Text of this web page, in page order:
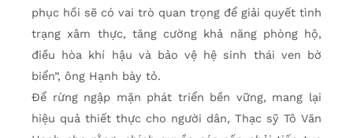
phục hồi sẽ có vai trò quan trọng để giải quyết tình
trạng xâm thực, tăng cường khả năng phòng hộ,
điều hòa khí hậu và bảo vệ hệ sinh thái ven bờ
biển”, ông Hạnh bày tỏ.
Để rừng ngập mặn phát triển bền vững, mang lại
hiệu quả thiết thực cho người dân, Thạc sỹ Tô Văn